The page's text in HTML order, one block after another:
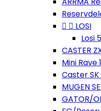
  LOSI
Losi
CASTER
Mini Rave
Caster
MUGEN
GATOR/